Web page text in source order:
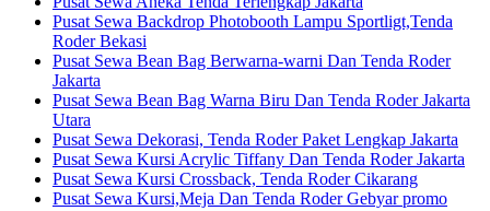
Pusat Sewa Backdrop Photobooth Lampu Sportligt,Tenda
Roder Bekasi
Pusat Sewa Bean Bag Berwarna-warni Dan Tenda Roder
Jakarta
Pusat Sewa Bean Bag Warna Biru Dan Tenda Roder Jakarta
Utara
Pusat Sewa Dekorasi, Tenda Roder Paket Lengkap Jakarta
Pusat Sewa Kursi Acrylic Tiffany Dan Tenda Roder Jakarta
Pusat Sewa Kursi Crossback, Tenda Roder Cikarang
Pusat Sewa Kursi,Meja Dan Tenda Roder Gebyar promo